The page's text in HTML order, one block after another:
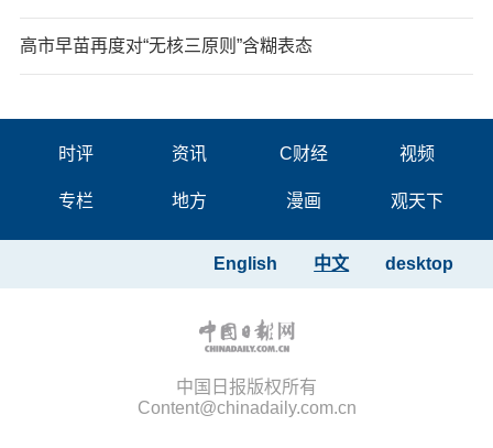
高市早苗再度对“无核三原则”含糊表态
时评 资讯 C财经 视频
专栏 地方 漫画 观天下
desktop
中文
English
中国日报版权所有
Content@chinadaily.com.cn